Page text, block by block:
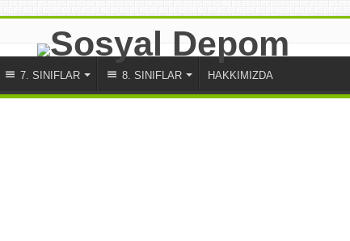
7. SINIFLAR 8. SINIFLAR HAKKIMIZDA